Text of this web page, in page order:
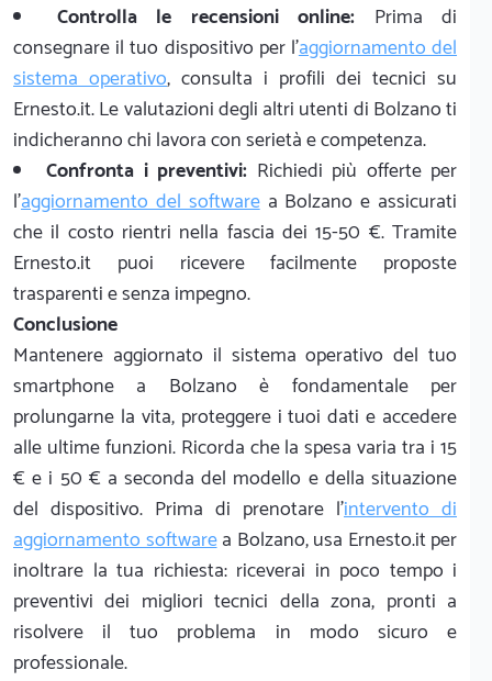
Controlla le recensioni online: Prima di
consegnare il tuo dispositivo per l'aggiornamento del
sistema operativo, consulta i profili dei tecnici su
Ernesto.it. Le valutazioni degli altri utenti di Bolzano ti
indicheranno chi lavora con serietà e competenza.
Confronta i preventivi: Richiedi più offerte per
l'aggiornamento del softwarea Bolzano e assicurati
che il costo rientri nella fascia dei 15-50 €. Tramite
Ernesto.it puoi ricevere facilmente proposte
trasparenti e senza impegno.
Conclusione
Mantenere aggiornato il sistema operativo del tuo
smartphone a Bolzano è fondamentale per
prolungarne la vita, proteggere i tuoi dati e accedere
alle ultime funzioni. Ricorda che la spesa varia tra i 15
€ e i 50 € a seconda del modello e della situazione
del dispositivo. Prima di prenotare l'intervento di
aggiornamento softwarea Bolzano, usa Ernesto.it per
inoltrare la tua richiesta: riceverai in poco tempo i
preventivi dei migliori tecnici della zona, pronti a
risolvere il tuo problema in modo sicuro e
professionale.